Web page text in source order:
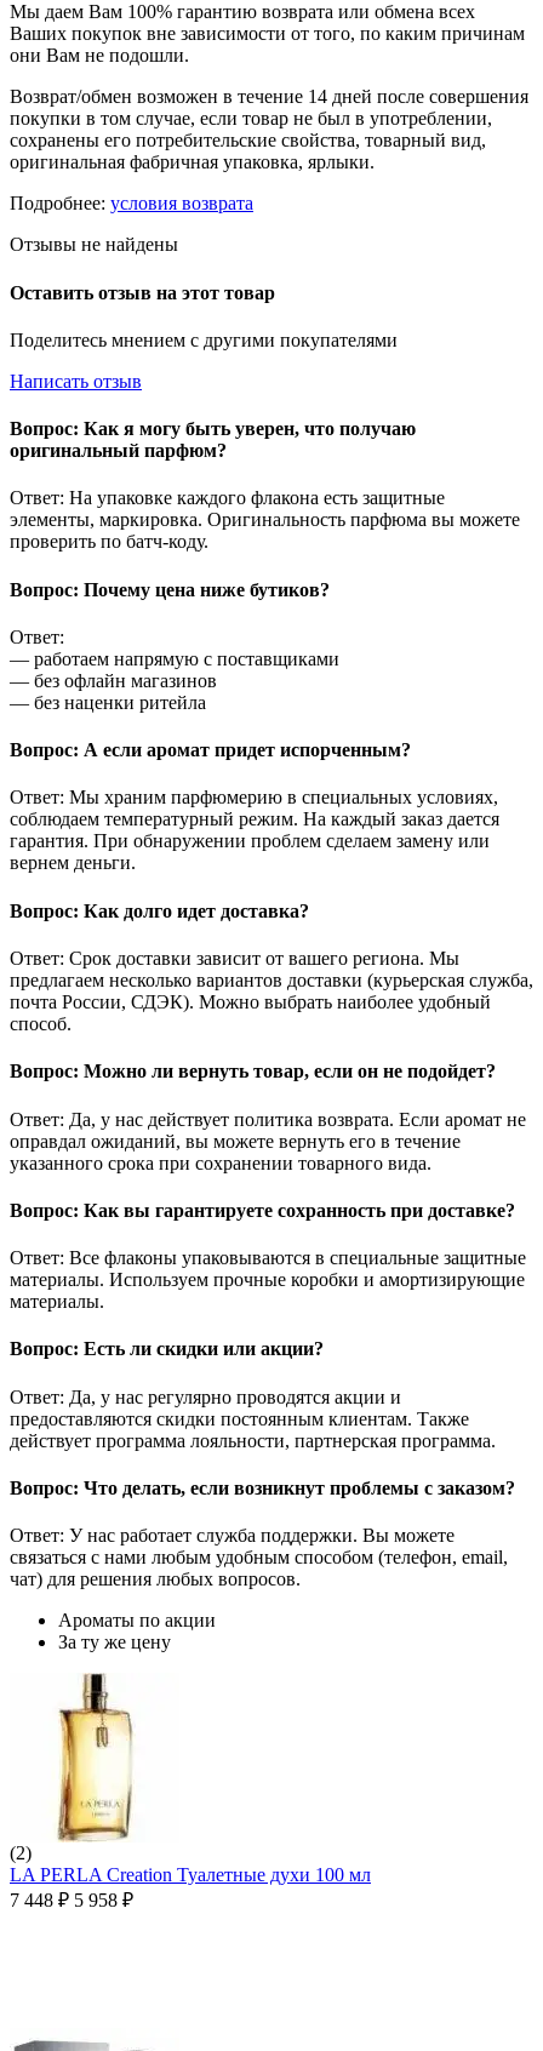
Мы даем Вам 100% гарантию возврата или обмена всех
Ваших покупок вне зависимости от того, по каким причинам
они Вам не подошли.
Возврат/обмен возможен в течение 14 дней после совершения
покупки в том случае, если товар не был в употреблении,
сохранены его потребительские свойства, товарный вид,
оригинальная фабричная упаковка, ярлыки.
Подробнее: условия возврата
Отзывы не найдены
Оставить отзыв на этот товар
Поделитесь мнением с другими покупателями
Написать отзыв
Вопрос: Как я могу быть уверен, что получаю
оригинальный парфюм?
Ответ: На упаковке каждого флакона есть защитные
элементы, маркировка. Оригинальность парфюма вы можете
проверить по батч-коду.
Вопрос: Почему цена ниже бутиков?
Ответ:
— работаем напрямую с поставщиками
— без офлайн магазинов
— без наценки ритейла
Вопрос: А если аромат придет испорченным?
Ответ: Мы храним парфюмерию в специальных условиях,
соблюдаем температурный режим. На каждый заказ дается
гарантия. При обнаружении проблем сделаем замену или
вернем деньги.
Вопрос: Как долго идет доставка?
Ответ: Срок доставки зависит от вашего региона. Мы
предлагаем несколько вариантов доставки (курьерская служба,
почта России, СДЭК). Можно выбрать наиболее удобный
способ.
Вопрос: Можно ли вернуть товар, если он не подойдет?
Ответ: Да, у нас действует политика возврата. Если аромат не
оправдал ожиданий, вы можете вернуть его в течение
указанного срока при сохранении товарного вида.
Вопрос: Как вы гарантируете сохранность при доставке?
Ответ: Все флаконы упаковываются в специальные защитные
материалы. Используем прочные коробки и амортизирующие
материалы.
Вопрос: Есть ли скидки или акции?
Ответ: Да, у нас регулярно проводятся акции и
предоставляются скидки постоянным клиентам. Также
действует программа лояльности, партнерская программа.
Вопрос: Что делать, если возникнут проблемы с заказом?
Ответ: У нас работает служба поддержки. Вы можете
связаться с нами любым удобным способом (телефон, email,
чат) для решения любых вопросов.
Ароматы по акции
За ту же цену
(2)
LA PERLA Creation Туалетные духи 100 мл
7 448 ₽ 5 958 ₽